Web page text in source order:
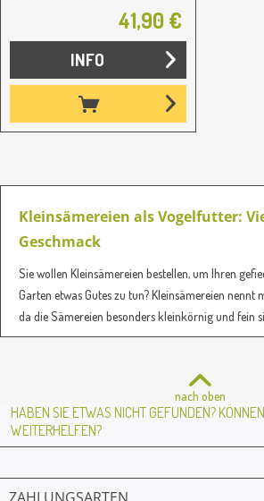
41,90 €
INFO
Kleinsämereien als Vogelfutter:
Geschmack
Sie wollen Kleinsämereien bestellen, um Ihren
Garten etwas Gutes zu tun? Kleinsämereien nennt
da die Sämereien besonders kleinkörnig und fein
nach oben
HABEN SIE ETWAS NICHT GEFUNDEN?
WEITERHELFEN?